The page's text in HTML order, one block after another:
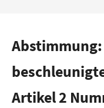
Artikel 2